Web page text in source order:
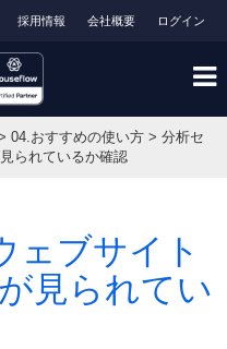
ログイン
会社概要
採用情報
04.おすすめの使い方 > 分析セ
られているか確認
ェブサイト
見られてい